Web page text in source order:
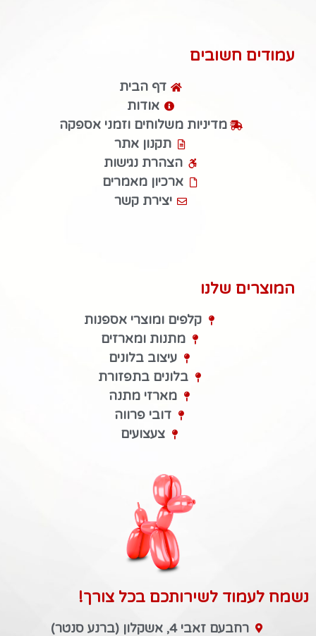
עמודים חשובים
דף הבית
אודות
מדיניות משלוחים וזמני אספקה
תקנון אתר
הצהרת נגישות
ארכיון מאמרים
יצירת קשר
המוצרים שלנו
קלפים ומוצרי אספנות
מתנות ומארזים
עיצוב בלונים
בלונים בתפזורת
מארזי מתנה
דובי פרווה
צעצועים
נשמח לעמוד לשירותכם בכל צורך!
רחבעם זאבי 4, אשקלון (ברנע סנטר)